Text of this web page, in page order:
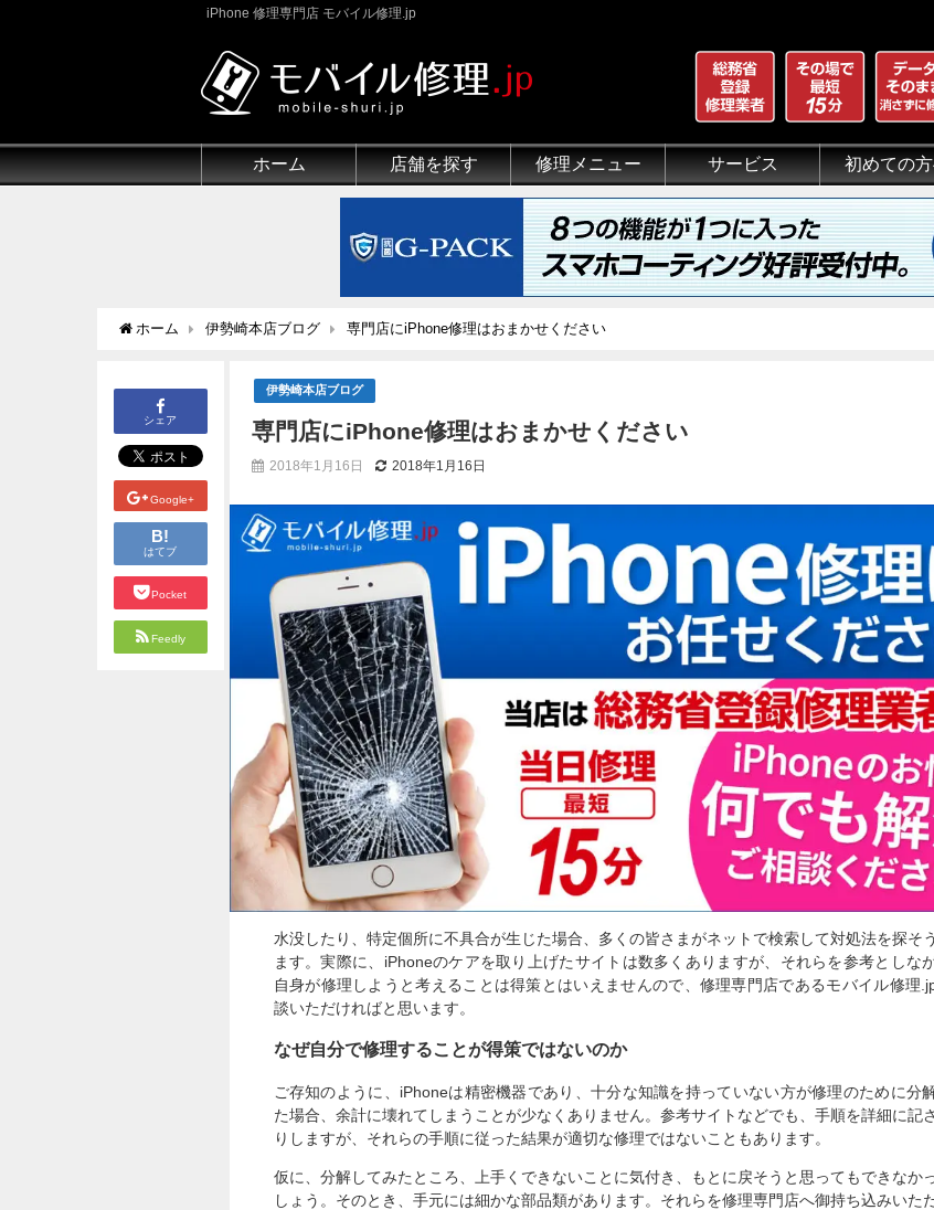
iPhone 修理専門店 モバイル修理.jp
ホーム 店舗を探す 修理メニュー
iPhone 画面割れ修理
iPhone 液晶修理
iPhoneバッテリー交換
iPhone 水没修理
iPhone ホームボタン修理
iPhone カメラ修理
iPhone スピーカー修理
iPhone 自己修理失敗
iPhone 水没・データ復旧
iPad修理メニュー
iPod修理メニュー
サービス
スマホコーティング G-PACK
iPhone買取
iFace
iRing
Qubii
出張修理（iWorker）
代行修理サービス（同業者様）
初めての
当店の特徴
総務省登録修理
マンガでわかる
クリーニング
グループ全体の
悪質な部品に注
フロントパネル
有機ELパネル
バッテリーにつ
ホーム 伊勢崎本店ブログ 専門店にiPhone修理はおまかせください
シェア
Google+
B!
はてブ
Pocket
Feedly
伊勢崎本店ブログ
専門店にiPhone修理はおまかせください
2018年1月16日 2018年1月16日
水没したり、特定個所に不具合が生じた場合、多くの皆さまがネットで検索して対処法を探そ
ます。実際に、iPhoneのケアを取り上げたサイトは数多くありますが、それらを参考としな
自身が修理しようと考えることは得策とはいえませんので、修理専門店であるモバイル修理
談いただければと思います。
なぜ自分で修理することが得策ではないのか
ご存知のように、iPhoneは精密機器であり、十分な知識を持っていない方が修理のために分
た場合、余計に壊れてしまうことが少なくありません。参考サイトなどでも、手順を詳細に記
りしますが、それらの手順に従った結果が適切な修理ではないこともあります。
仮に、分解してみたところ、上手くできないことに気付き、もとに戻そうと思ってもできなか
しょう。そのとき、手元には細かな部品類があります。それらを修理専門店へ御持ち込みいた